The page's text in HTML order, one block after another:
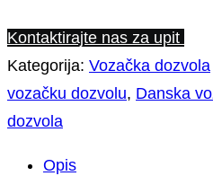
Kontaktirajte nas za upit
Kategorija: Vozačka dozvola
vozačku dozvolu, Danska
dozvola
Opis